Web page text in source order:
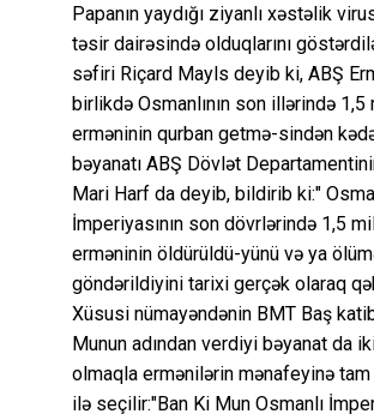
Papanın yaydığı ziyanlı xəstəlik
təsir dairəsində olduqlarını
səfiri Riçard Mayls deyib ki, ABŞ
birlikdə Osmanlının son illərində 1,5
erməninin qurban getmə-sindən
bəyanatı ABŞ Dövlət
Mari Harf da deyib, bildirib ki:"
İmperiyasının son dövrlərində 1,5
erməninin öldürüldü-yünü və ya
göndərildiyini tarixi gerçək olaraq
Xüsusi nümayəndənin BMT Baş
Munun adından verdiyi bəyanat da
olmaqla ermənilərin mənafeyinə
ilə seçilir:"Ban Ki Mun Osmanlı